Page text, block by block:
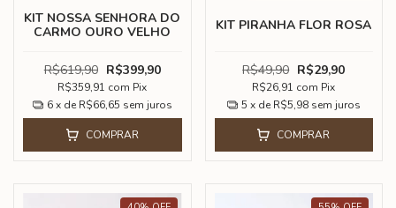
KIT NOSSA SENHORA DO
CARMO OURO VELHO
R$619,90 R$399,90
R$359,91 com Pix
6 x de R$66,65 sem juros
COMPRAR
KIT PIRANHA FLOR ROSA
R$49,90 R$29,90
R$26,91 com Pix
5 x de R$5,98 sem juros
COMPRAR